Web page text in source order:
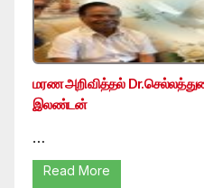
மரண அறிவித்தல்
இலண்டன்
…
Read More